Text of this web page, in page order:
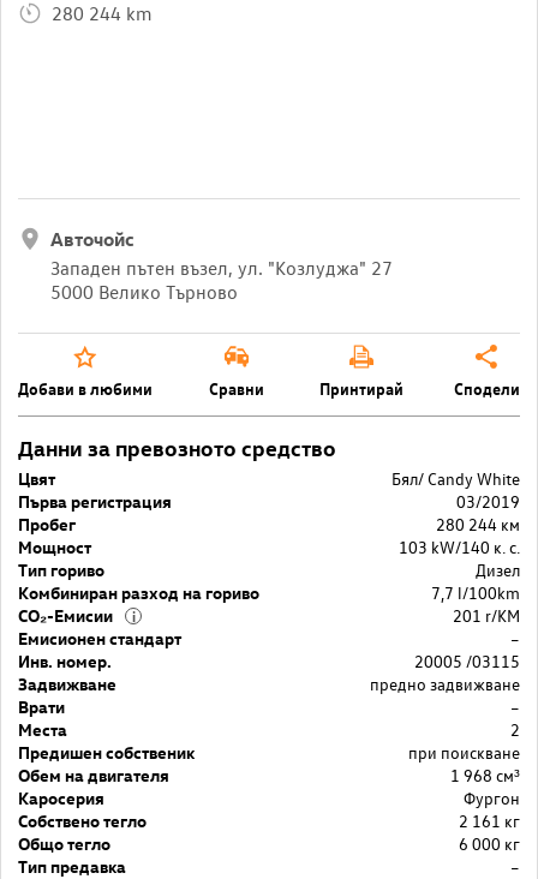
280 244 km
Авточойс
Западен пътен възел, ул. "Козлуджа" 27
5000 Велико Търново
Добави в любими Сравни Принтирай Сподели
Данни за превозното средство
Цвят
Бял/ Candy White
Първа регистрация
03/2019
Пробег
280 244 км
Мощност
103 kW/140 к. с.
Тип гориво
Дизел
Комбиниран разход на гориво
7,7 l/100km
CO₂-Емисии
i
201 r/KM
Емисионен стандарт
–
Инв. номер.
20005 /03115
Задвижване
предно задвижване
Врати
–
Места
2
Предишен собственик
при поискване
Обем на двигателя
1 968 cм³
Каросерия
Фургон
Собствено тегло
2 161 кг
Общо тегло
6 000 кг
Тип предавка
–